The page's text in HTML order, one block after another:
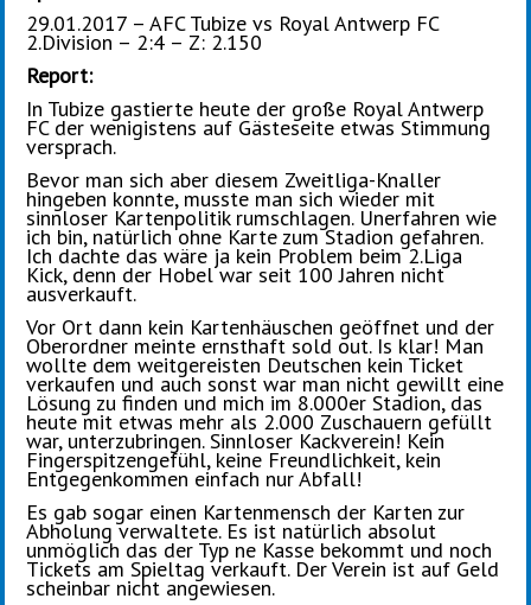
29.01.2017 – AFC Tubize vs Royal Antwerp FC
2.Division – 2:4 – Z: 2.150
Report:
In Tubize gastierte heute der große Royal Antwerp
FC der wenigistens auf Gästeseite etwas Stimmung
versprach.
Bevor man sich aber diesem Zweitliga-Knaller
hingeben konnte, musste man sich wieder mit
sinnloser Kartenpolitik rumschlagen. Unerfahren wie
ich bin, natürlich ohne Karte zum Stadion gefahren.
Ich dachte das wäre ja kein Problem beim 2.Liga
Kick, denn der Hobel war seit 100 Jahren nicht
ausverkauft.
Vor Ort dann kein Kartenhäuschen geöffnet und der
Oberordner meinte ernsthaft sold out. Is klar! Man
wollte dem weitgereisten Deutschen kein Ticket
verkaufen und auch sonst war man nicht gewillt eine
Lösung zu finden und mich im 8.000er Stadion, das
heute mit etwas mehr als 2.000 Zuschauern gefüllt
war, unterzubringen. Sinnloser Kackverein! Kein
Fingerspitzengefühl, keine Freundlichkeit, kein
Entgegenkommen einfach nur Abfall!
Es gab sogar einen Kartenmensch der Karten zur
Abholung verwaltete. Es ist natürlich absolut
unmöglich das der Typ ne Kasse bekommt und noch
Tickets am Spieltag verkauft. Der Verein ist auf Geld
scheinbar nicht angewiesen.